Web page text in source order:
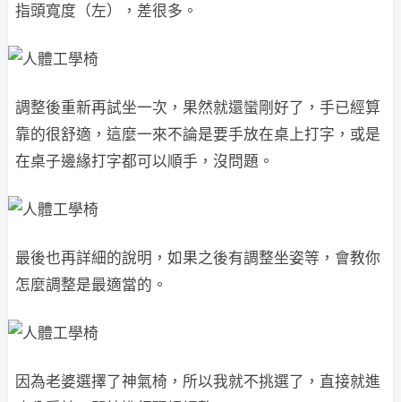
指頭寬度（左），差很多。
調整後重新再試坐一次，果然就還蠻剛好了，手已經算
靠的很舒適，這麼一來不論是要手放在桌上打字，或是
在桌子邊緣打字都可以順手，沒問題。
最後也再詳細的說明，如果之後有調整坐姿等，會教你
怎麼調整是最適當的。
因為老婆選擇了神氣椅，所以我就不挑選了，直接就進